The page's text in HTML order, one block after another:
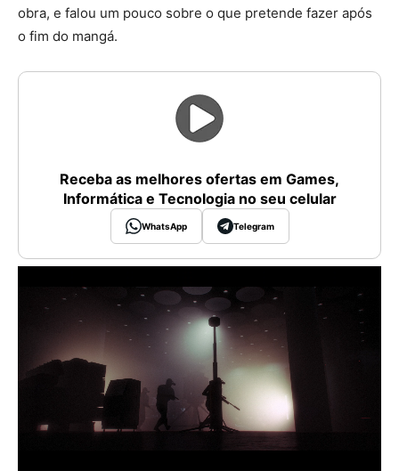
obra, e falou um pouco sobre o que pretende fazer após
o fim do mangá.
Receba as melhores ofertas em Games,
Informática e Tecnologia no seu celular
WhatsApp Telegram